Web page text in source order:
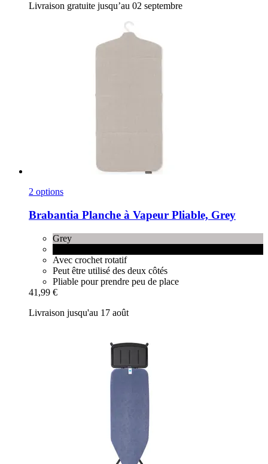
Livraison gratuite jusqu’au 02 septembre
2 options
Brabantia Planche à Vapeur Pliable, Grey
Grey
Avec crochet rotatif
Peut être utilisé des deux côtés
Pliable pour prendre peu de place
41,99 €
Livraison jusqu'au 17 août